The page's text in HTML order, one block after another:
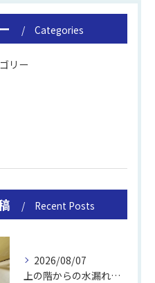
Categories
リー
Recent Posts
2026/08/07
上の階からの水漏れでカビ｜対処法と業者